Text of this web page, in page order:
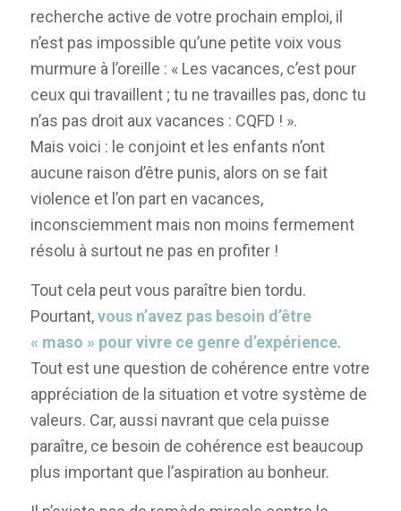
recherche active de votre prochain emploi, il
n’est pas impossible qu’une petite voix vous
murmure à l’oreille : « Les vacances, c’est pour
ceux qui travaillent ; tu ne travailles pas, donc tu
n’as pas droit aux vacances : CQFD ! ».
Mais voici : le conjoint et les enfants n’ont
aucune raison d’être punis, alors on se fait
violence et l’on part en vacances,
inconsciemment mais non moins fermement
résolu à surtout ne pas en profiter !
Tout cela peut vous paraître bien tordu.
Pourtant,vous n’avez pas besoin d’être
« maso » pour vivre ce genre d’expérience.
Tout est une question de cohérence entre votre
appréciation de la situation et votre système de
valeurs. Car, aussi navrant que cela puisse
paraître, ce besoin de cohérence est beaucoup
plus important que l’aspiration au bonheur.